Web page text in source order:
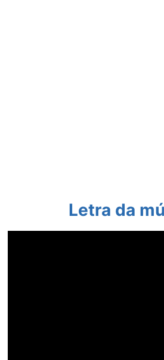
Letra da